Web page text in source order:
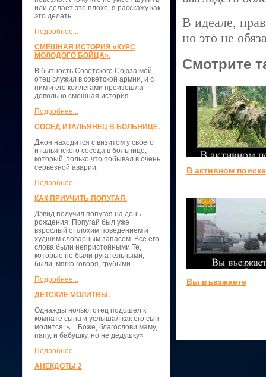
или делает это плохо, я расскажу как
это делать.
Подробнее...
СМЕШНАЯ ИСТОРИЯ «КУРС
МОЛОДОГО БОЙЦА».
В бытность Советского Союза мой
отец служил в советской армии, и с
ним и его коллегами произошла
довольно смешная история.
Подробнее...
СОСЕД ИТАЛЬЯНЕЦ В БОЛЬНИЦЕ.
Джон находится с визитом у своего
итальянского соседа в больнице,
который, только что побывал в очень
серьезной аварии.
Подробнее...
КАК ПРИУЧИТЬ ПОПУГАЯ.
Дэвид получил попугая на день
рождения. Попугай был уже
взрослый с плохим поведением и
худшим словарным запасом. Все его
слова были непристойными.Те,
которые не были ругательными,
были, мягко говоря, грубыми.
Подробнее...
ДЕТСКИЕ МОЛИТВЫ.
Однажды ночью, отец подошел к
комнате сына и услышал как его сын
молится: «... Боже, благослови маму,
папу, и бабушку, но не дедушку»
Подробнее...
АНЕКДОТЫ 2
В идеале,
но это не
Смотрите
В активном поиске
Вы въезжаете